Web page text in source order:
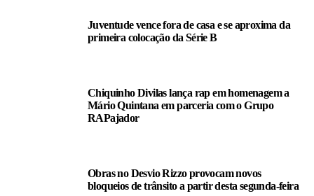
Juventude vence fora de casa e se aproxima da
primeira colocação da Série B
Chiquinho Divilas lança rap em homenagem a
Mário Quintana em parceria com o Grupo
RAPajador
Obras no Desvio Rizzo provocam novos
bloqueios de trânsito a partir desta segunda-feira